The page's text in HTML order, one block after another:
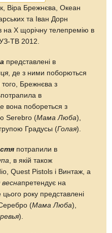
Віра Брежнєва, Океан
та Іван Дорн
на X щорічну телепремію в
ТВ 2012.
представлені в
, де з ними поборються
Брежнєва з
потрапила в
вона побореться з
Serebro (Мама Люба),
Градусы (Голая).
потрапили в
, в якій також
Quest Pistols і Винтаж, а
веснапретендує на
цього року представлені
(Мама Люба),
).